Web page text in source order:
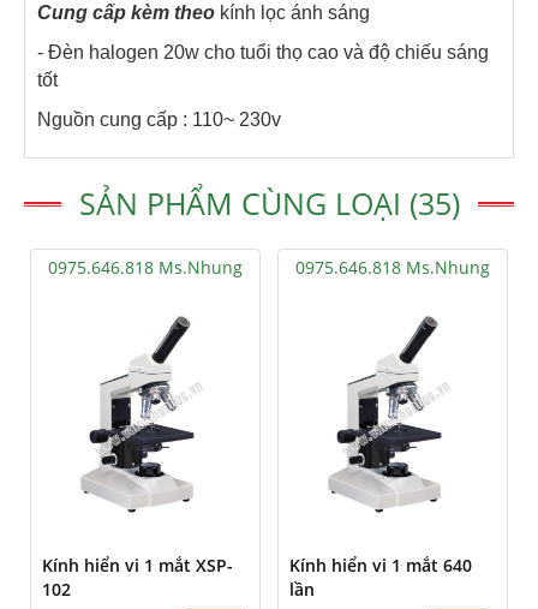
Cung cấp kèm theo kính lọc ánh sáng
- Đèn halogen 20w cho tuổi thọ cao và độ chiếu sáng
tốt
Nguồn cung cấp : 110~ 230v
SẢN PHẨM CÙNG LOẠI (35)
0975.646.818 Ms.Nhung
Kính hiển vi 1 mắt XSP-
102
0975.646.818 Ms.Nhung
Kính hiển vi 1 mắt 640
lần